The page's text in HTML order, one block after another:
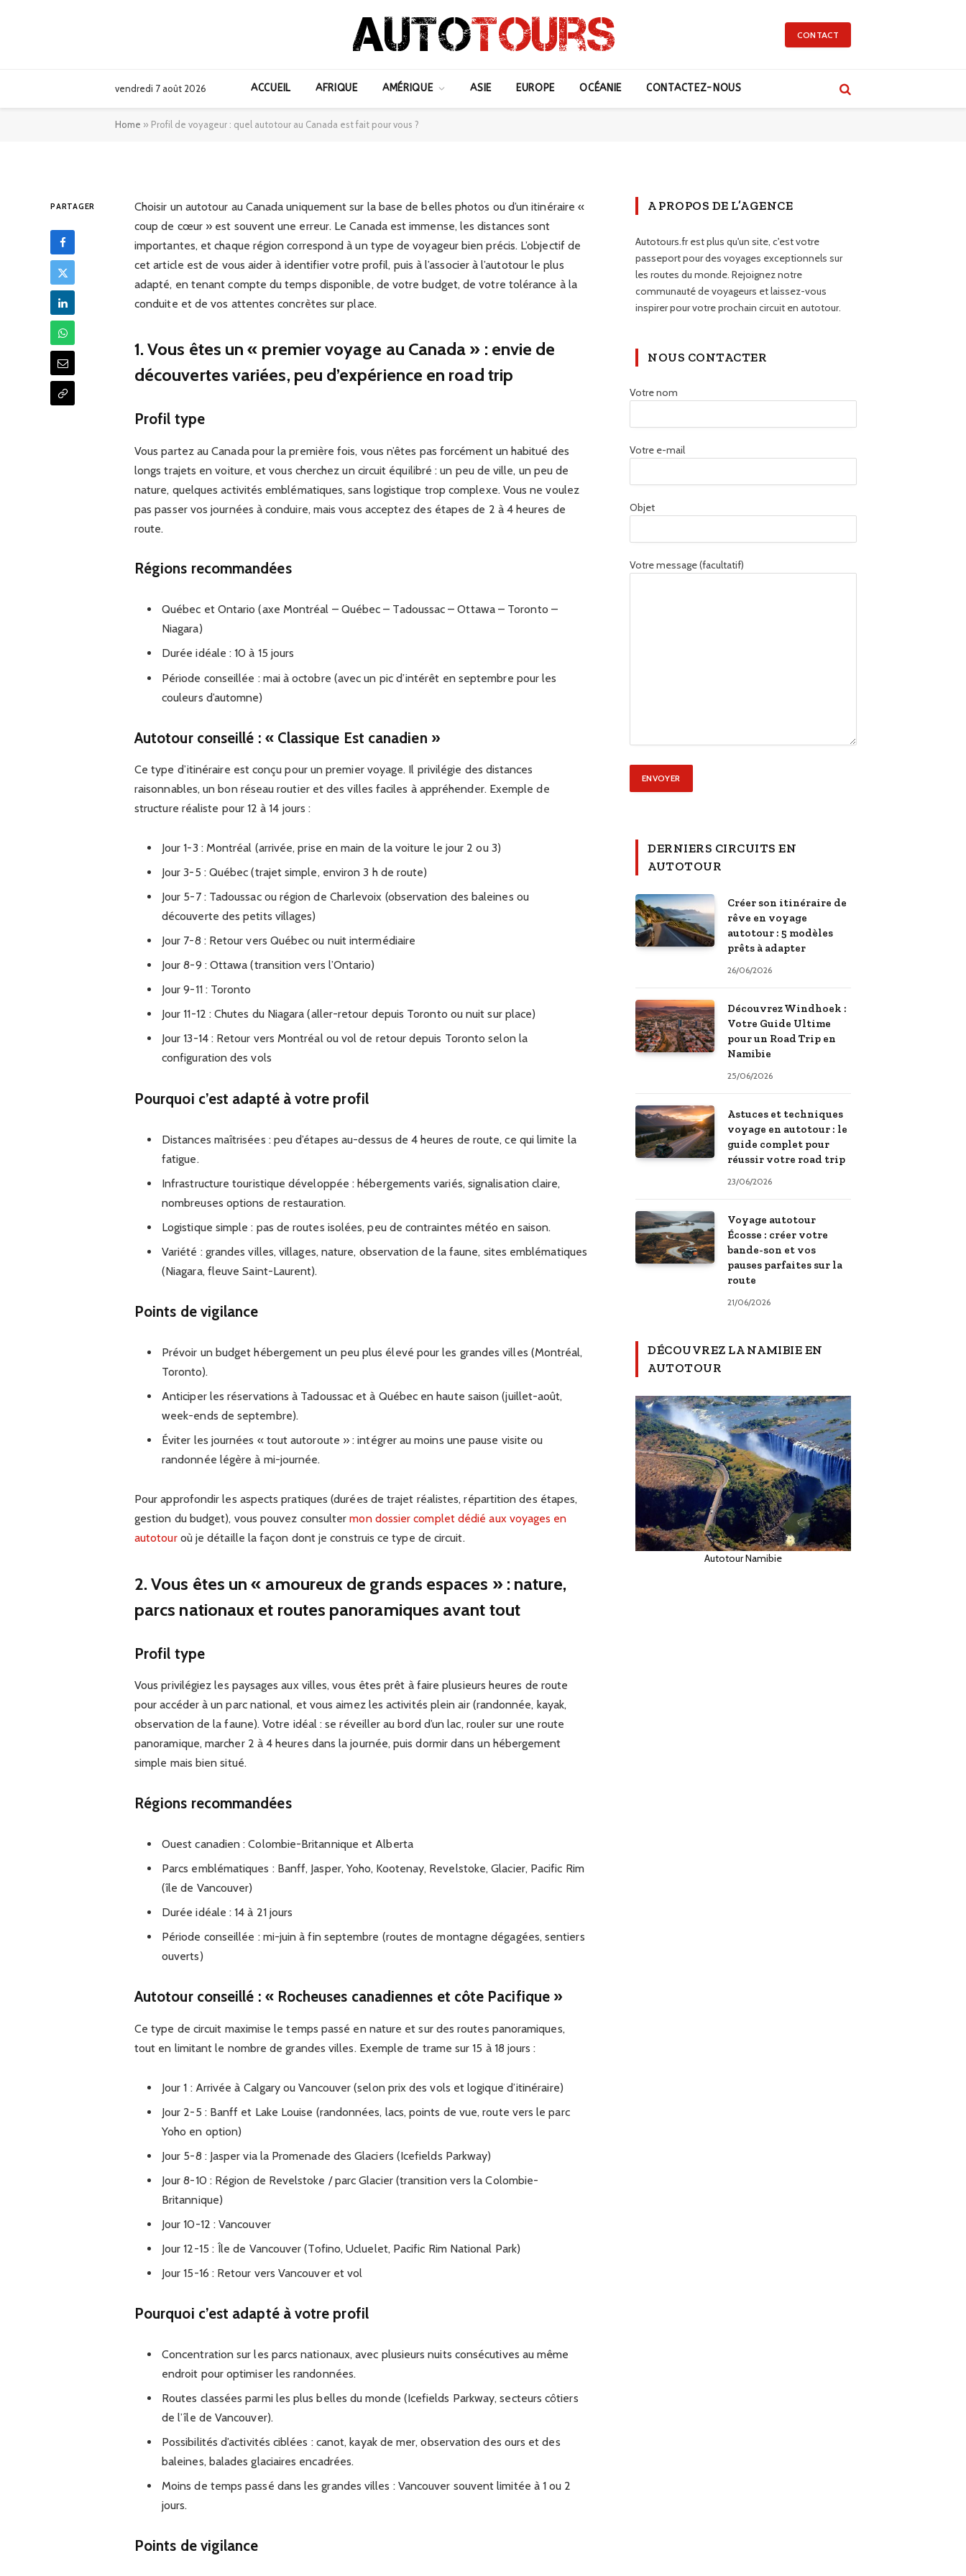
CONTACT
vendredi 7 août 2026 ACCUEIL AFRIQUE AMÉRIQUE ASIE EUROPE OCÉANIE CONTACTEZ-NOUS
Home » Profil de voyageur : quel autotour au Canada est fait pour vous ?
PARTAGER
Choisir un autotour au Canada uniquement sur la base de belles photos ou d’un itinéraire «
coup de cœur » est souvent une erreur. Le Canada est immense, les distances sont
importantes, et chaque région correspond à un type de voyageur bien précis. L’objectif de
cet article est de vous aider à identifier votre profil, puis à l’associer à l’autotour le plus
adapté, en tenant compte du temps disponible, de votre budget, de votre tolérance à la
conduite et de vos attentes concrètes sur place.
1. Vous êtes un « premier voyage au Canada » : envie de
découvertes variées, peu d’expérience en road trip
Profil type
Vous partez au Canada pour la première fois, vous n’êtes pas forcément un habitué des
longs trajets en voiture, et vous cherchez un circuit équilibré : un peu de ville, un peu de
nature, quelques activités emblématiques, sans logistique trop complexe. Vous ne voulez
pas passer vos journées à conduire, mais vous acceptez des étapes de 2 à 4 heures de
route.
Régions recommandées
Québec et Ontario (axe Montréal – Québec – Tadoussac – Ottawa – Toronto –
Niagara)
Durée idéale : 10 à 15 jours
Période conseillée : mai à octobre (avec un pic d’intérêt en septembre pour les
couleurs d’automne)
Autotour conseillé : « Classique Est canadien »
Ce type d’itinéraire est conçu pour un premier voyage. Il privilégie des distances
raisonnables, un bon réseau routier et des villes faciles à appréhender. Exemple de
structure réaliste pour 12 à 14 jours :
Jour 1-3 : Montréal (arrivée, prise en main de la voiture le jour 2 ou 3)
Jour 3-5 : Québec (trajet simple, environ 3 h de route)
Jour 5-7 : Tadoussac ou région de Charlevoix (observation des baleines ou
découverte des petits villages)
Jour 7-8 : Retour vers Québec ou nuit intermédiaire
Jour 8-9 : Ottawa (transition vers l’Ontario)
Jour 9-11 : Toronto
Jour 11-12 : Chutes du Niagara (aller-retour depuis Toronto ou nuit sur place)
Jour 13-14 : Retour vers Montréal ou vol de retour depuis Toronto selon la
configuration des vols
Pourquoi c’est adapté à votre profil
Distances maîtrisées : peu d’étapes au-dessus de 4 heures de route, ce qui limite la
fatigue.
Infrastructure touristique développée : hébergements variés, signalisation claire,
nombreuses options de restauration.
Logistique simple : pas de routes isolées, peu de contraintes météo en saison.
Variété : grandes villes, villages, nature, observation de la faune, sites emblématiques
(Niagara, fleuve Saint-Laurent).
Points de vigilance
Prévoir un budget hébergement un peu plus élevé pour les grandes villes (Montréal,
Toronto).
Anticiper les réservations à Tadoussac et à Québec en haute saison (juillet-août,
week-ends de septembre).
Éviter les journées « tout autoroute » : intégrer au moins une pause visite ou
randonnée légère à mi-journée.
Pour approfondir les aspects pratiques (durées de trajet réalistes, répartition des étapes,
gestion du budget), vous pouvez consultermon dossier complet dédié aux voyages en
autotouroù je détaille la façon dont je construis ce type de circuit.
2. Vous êtes un « amoureux de grands espaces » : nature,
parcs nationaux et routes panoramiques avant tout
Profil type
Vous privilégiez les paysages aux villes, vous êtes prêt à faire plusieurs heures de route
pour accéder à un parc national, et vous aimez les activités plein air (randonnée, kayak,
observation de la faune). Votre idéal : se réveiller au bord d’un lac, rouler sur une route
panoramique, marcher 2 à 4 heures dans la journée, puis dormir dans un hébergement
simple mais bien situé.
Régions recommandées
Ouest canadien : Colombie-Britannique et Alberta
Parcs emblématiques : Banff, Jasper, Yoho, Kootenay, Revelstoke, Glacier, Pacific Rim
(île de Vancouver)
Durée idéale : 14 à 21 jours
Période conseillée : mi-juin à fin septembre (routes de montagne dégagées, sentiers
ouverts)
Autotour conseillé : « Rocheuses canadiennes et côte Pacifique »
Ce type de circuit maximise le temps passé en nature et sur des routes panoramiques,
tout en limitant le nombre de grandes villes. Exemple de trame sur 15 à 18 jours :
Jour 1 : Arrivée à Calgary ou Vancouver (selon prix des vols et logique d’itinéraire)
Jour 2-5 : Banff et Lake Louise (randonnées, lacs, points de vue, route vers le parc
Yoho en option)
Jour 5-8 : Jasper via la Promenade des Glaciers (Icefields Parkway)
Jour 8-10 : Région de Revelstoke / parc Glacier (transition vers la Colombie-
Britannique)
Jour 10-12 : Vancouver
Jour 12-15 : Île de Vancouver (Tofino, Ucluelet, Pacific Rim National Park)
Jour 15-16 : Retour vers Vancouver et vol
Pourquoi c’est adapté à votre profil
Concentration sur les parcs nationaux, avec plusieurs nuits consécutives au même
endroit pour optimiser les randonnées.
Routes classées parmi les plus belles du monde (Icefields Parkway, secteurs côtiers
de l’île de Vancouver).
Possibilités d’activités ciblées : canot, kayak de mer, observation des ours et des
baleines, balades glaciaires encadrées.
Moins de temps passé dans les grandes villes : Vancouver souvent limitée à 1 ou 2
jours.
Points de vigilance
A PROPOS DE L’AGENCE
Autotours.fr est plus qu'un site, c'est votre
passeport pour des voyages exceptionnels sur
les routes du monde. Rejoignez notre
communauté de voyageurs et laissez-vous
inspirer pour votre prochain circuit en autotour.
NOUS CONTACTER
Votre nom
Votre e-mail
Objet
Votre message (facultatif)
DERNIERS CIRCUITS EN
AUTOTOUR
Créer son itinéraire de
rêve en voyage
autotour : 5 modèles
prêts à adapter
26/06/2026
Découvrez Windhoek :
Votre Guide Ultime
pour un Road Trip en
Namibie
25/06/2026
Astuces et techniques
voyage en autotour : le
guide complet pour
réussir votre road trip
23/06/2026
Voyage autotour
Écosse : créer votre
bande-son et vos
pauses parfaites sur la
route
21/06/2026
DÉCOUVREZ LA NAMIBIE EN
AUTOTOUR
Autotour Namibie